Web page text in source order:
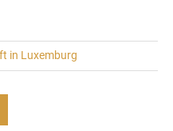
in Luxemburg